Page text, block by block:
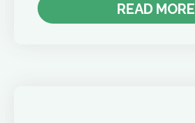
READ MORE